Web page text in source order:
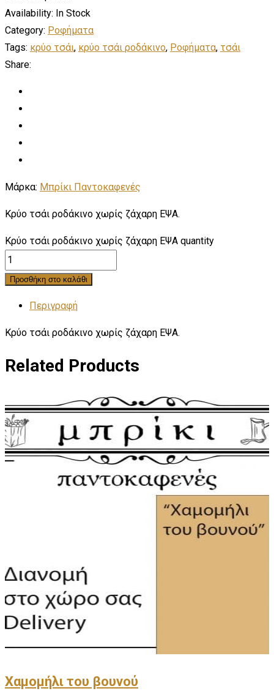
Availability: In Stock
Category: Ροφήματα
Tags: κρύο τσάι, κρύο τσάι ροδάκινο, Ροφήματα, τσάι
Share:
Μάρκα: Μπρίκι Παντοκαφενές
Κρύο τσάι ροδάκινο χωρίς ζάχαρη ΕΨΑ.
Κρύο τσάι ροδάκινο χωρίς ζάχαρη ΕΨΑ quantity
Προσθήκη στο καλάθι
Περιγραφή
Κρύο τσάι ροδάκινο χωρίς ζάχαρη ΕΨΑ.
Related Products
Χαμομήλι του βουνού